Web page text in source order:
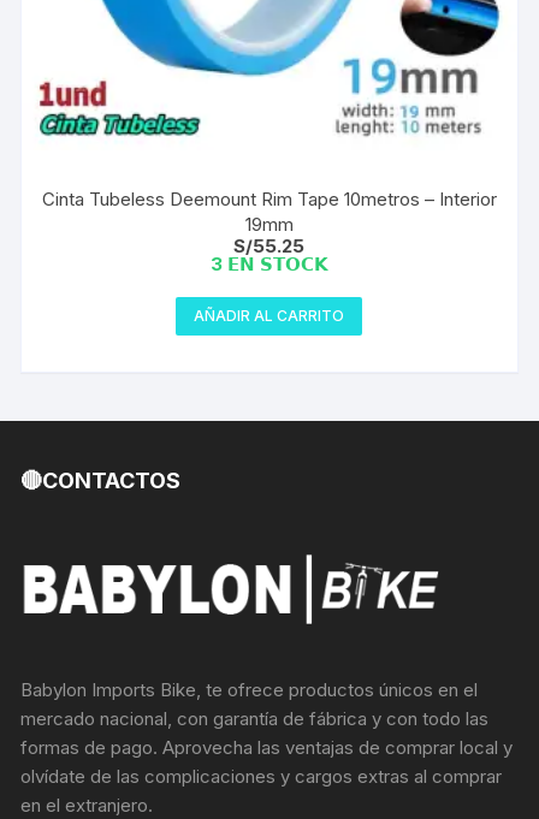
Cinta Tubeless Deemount Rim Tape 10metros – Interior
19mm
S/55.25
3 𝗘𝗡 𝗦𝗧𝗢𝗖𝗞
AÑADIR AL CARRITO
🔴CONTACTOS
Babylon Imports Bike, te ofrece productos únicos en el
mercado nacional, con garantía de fábrica y con todo las
formas de pago. Aprovecha las ventajas de comprar local y
olvídate de las complicaciones y cargos extras al comprar
en el extranjero.